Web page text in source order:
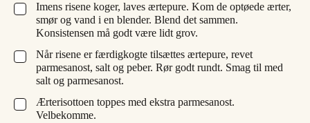
▢
Imens risene koger, laves ærtepure. Kom de optøede ærter,
smør og vand i en blender. Blend det sammen.
Konsistensen må godt være lidt grov.
▢
Når risene er færdigkogte tilsættes ærtepure, revet
parmesanost, salt og peber. Rør godt rundt. Smag til med
salt og parmesanost.
▢
Ærterisottoen toppes med ekstra parmesanost.
Velbekomme.